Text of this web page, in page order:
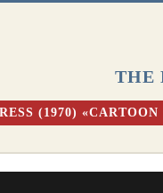
THE
(1970)